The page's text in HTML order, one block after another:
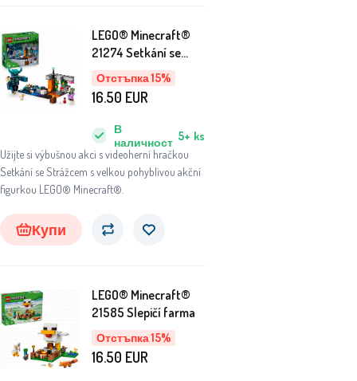
Отстъпка 15%
LEGO® Minecraft®
21274 Setkání se
Strážcem
Užijte si výbušnou akci s videoherní hračkou
Setkání se Strážcem s velkou pohyblivou akční
figurkou LEGO® Minecraft®.
В
наличност 5+ ks
16.50 EUR
Купи
Отстъпка 15%
LEGO® Minecraft®
21585 Slepičí farma
16.50 EUR